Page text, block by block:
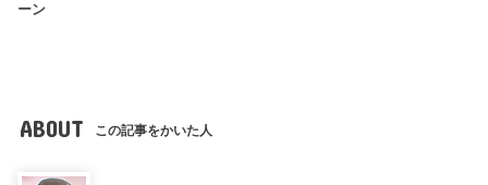
ーン
ABOUT この記事をかいた人